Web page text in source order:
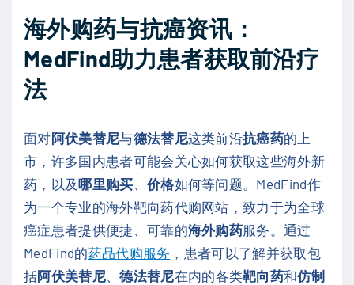
海外购药与抗癌资讯：
MedFind助力患者获取前沿疗
法
面对阿伏美替尼与德法替尼这类前沿抗癌药的上
市，许多国内患者可能会关心如何获取这些海外新
药，以及哪里购买、 价格如何等问题。MedFind作
为一个专业的海外靶向药代购网站，致力于为全球
癌症患者提供便捷、可靠的海外购药服务。通过
MedFind的药品代购服务 ，患者可以了解并获取包
括阿伏美替尼、德法替尼在内的各类靶向药和仿制